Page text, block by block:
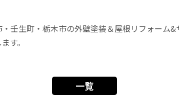
壬生町・栃木市の外壁塗装＆屋根リフォーム
す。
一覧